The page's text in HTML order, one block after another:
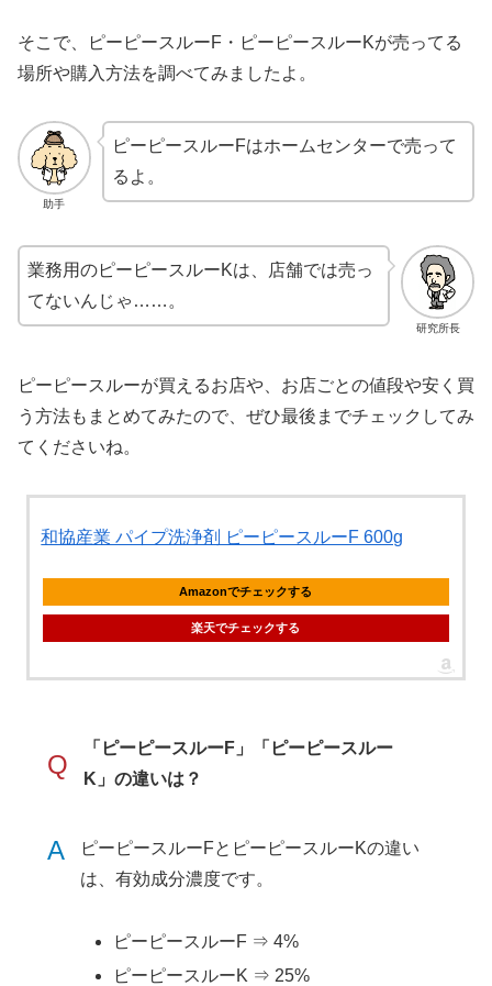
そこで、ピーピースルーF・ピーピースルーKが売ってる
場所や購入方法を調べてみましたよ。
助手
ピーピースルーFはホームセンターで売って
るよ。
研究所長
業務用のピーピースルーKは、店舗では売っ
てないんじゃ……。
ピーピースルーが買えるお店や、お店ごとの値段や安く買
う方法もまとめてみたので、ぜひ最後までチェックしてみ
てくださいね。
和協産業 パイプ洗浄剤 ピーピースルーF 600g
Amazonでチェックする
楽天でチェックする
Q
「ピーピースルーF」「ピーピースルー
K」の違いは？
A
ピーピースルーFとピーピースルーKの違い
は、有効成分濃度です。
ピーピースルーF ⇒ 4%
ピーピースルーK ⇒ 25%